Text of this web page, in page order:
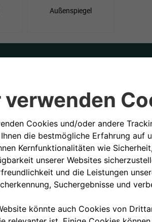
Außenspiegel
wird mit der MOPAR®
für Fahrzeuge älter als